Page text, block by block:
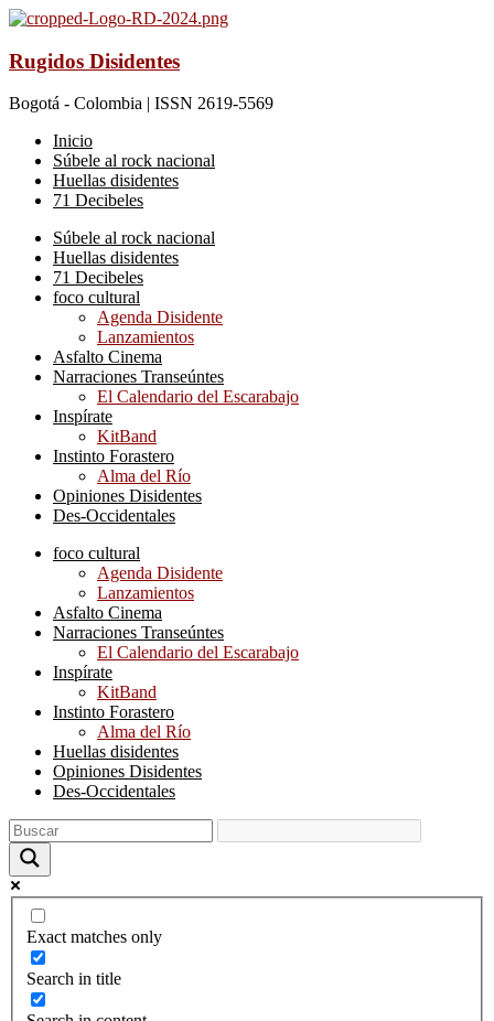
Rugidos Disidentes
Bogotá - Colombia | ISSN 2619-5569
Inicio
Súbele al rock nacional
Huellas disidentes
71 Decibeles
Súbele al rock nacional
Huellas disidentes
71 Decibeles
foco cultural
Agenda Disidente
Lanzamientos
Asfalto Cinema
Narraciones Transeúntes
El Calendario del Escarabajo
Inspírate
KitBand
Instinto Forastero
Alma del Río
Opiniones Disidentes
Des-Occidentales
foco cultural
Agenda Disidente
Lanzamientos
Asfalto Cinema
Narraciones Transeúntes
El Calendario del Escarabajo
Inspírate
KitBand
Instinto Forastero
Alma del Río
Huellas disidentes
Opiniones Disidentes
Des-Occidentales
Exact matches only
Search in title